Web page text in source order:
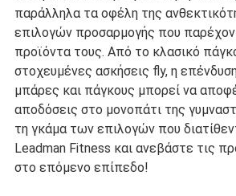
παράλληλα τα οφέλη της
επιλογών προσαρμογής που
προϊόντα τους. Από το κλασικό
στοχευμένες ασκήσεις fly, η
μπάρες και πάγκους μπορεί να
αποδόσεις στο μονοπάτι της
τη γκάμα των επιλογών που
Leadman Fitness και ανεβάστε τις
στο επόμενο επίπεδο!